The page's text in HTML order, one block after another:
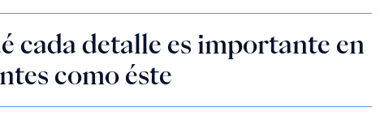
cada detalle es importante en
como éste